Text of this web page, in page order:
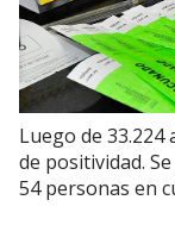
Luego de 33.224
de positividad.
54 personas en